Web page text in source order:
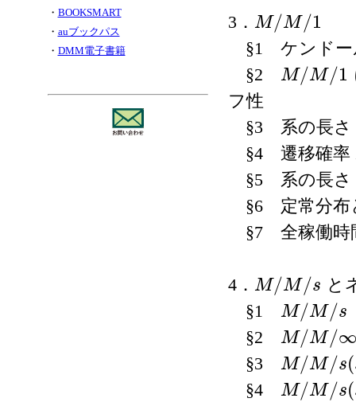
・ BOOKSMART
・ auブックパス
・ DMM電子書籍
3． M/M /1
M/M/ 1
§1 ケンドー
§2
M/M /1
M/M/ 1
フ性
§3 系の長さ
§4 遷移確率
§5 系の長さ
§6 定常分布
§7 全稼働時
4． M/M /s
M/M/ s
と
§1
M/M /s
M/M/ s
§2 M/M /
M/M/ ∞
§3 M/M /s(
M/M/ s(s)
§4 M/M /s(
M/M/ s(s+ m )